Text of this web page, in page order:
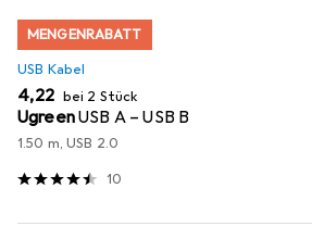
MENGENRABATT
USB Kabel
EUR
4,22 bei 2 Stück
UgreenUSB A – USB B
1.50 m, USB 2.0
10